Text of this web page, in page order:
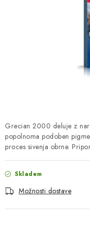
Moje naročilo
Grecian 2000 deluje z
popolnoma podoben
proces sivenja obrne.
Skladem
Možnosti dostave